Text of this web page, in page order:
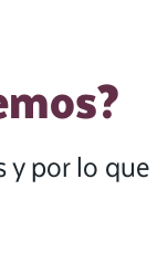
y por lo que